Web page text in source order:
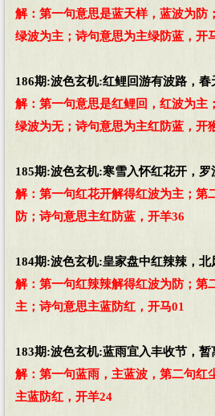
解：第一句意思是蓝天样，蓝波为防
绿波为主；诗句意思为主绿防蓝，开
186期:波色玄机:红鲤回游有波路，春
解：第一句意思是红鲤回，红波为主
绿波为无；诗句意思为主红防蓝，开
185期:波色玄机:寒雪入怀红花开，罗
解：第一句红花开解得红波为主；第
防；诗句意思主红防蓝，开羊36
184期:波色玄机:皇家盘中红辣辣，北
解：第一句红辣辣解得红波为防；第
主；诗句意思主蓝防红，开马01
183期:波色玄机:蓝雨宜入丰收节，暂
解：第一句蓝雨，主蓝波，第二句红
主蓝防红，开羊24